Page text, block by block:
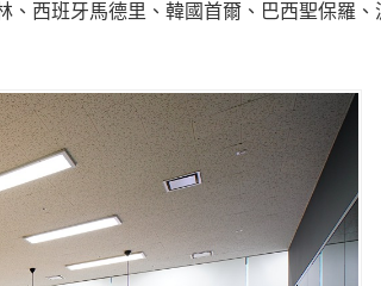
、西班牙馬德里、韓國首爾、巴西聖保羅、